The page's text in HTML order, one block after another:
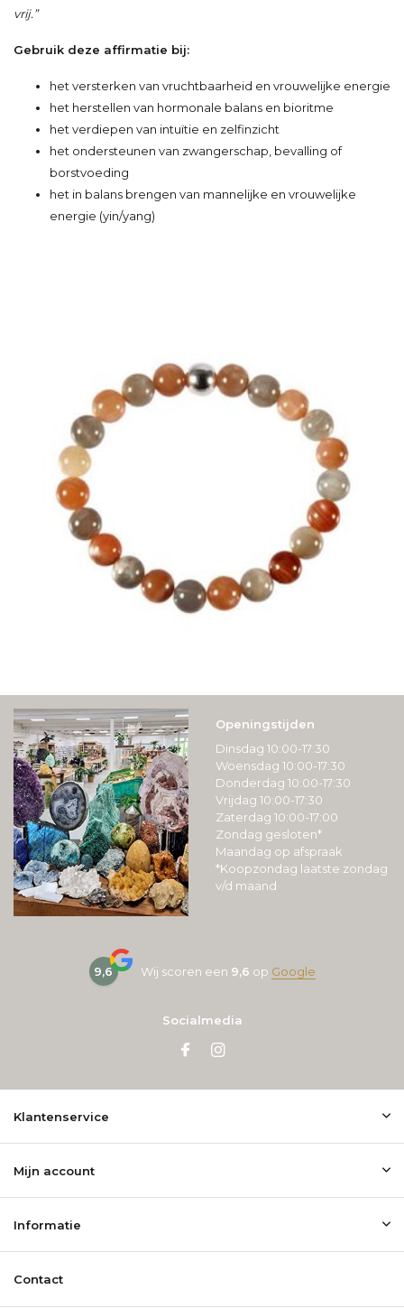
vrij.”
Gebruik deze affirmatie bij:
het versterken van vruchtbaarheid en vrouwelijke energie
het herstellen van hormonale balans en bioritme
het verdiepen van intuïtie en zelfinzicht
het ondersteunen van zwangerschap, bevalling of
borstvoeding
het in balans brengen van mannelijke en vrouwelijke
energie (yin/yang)
Openingstijden
Dinsdag 10:00-17:30
Woensdag 10:00-17:30
Donderdag 10:00-17:30
Vrijdag 10:00-17:30
Zaterdag 10:00-17:00
Zondag gesloten*
Maandag op afspraak
*Koopzondag laatste zondag
v/d maand
9,6 Wij scoren een 9,6 op Google
Socialmedia
Klantenservice
Mijn account
Informatie
Contact